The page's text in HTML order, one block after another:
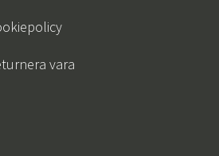
vara